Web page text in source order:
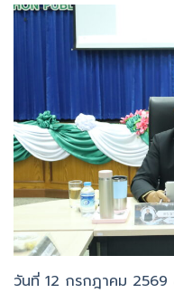
วันที่ 12 กรกฎาคม
สกลนคร จำกัด จัดประชุ
ครั้งที่ 7 โดย ดร.ธานี ก่อ
การประชุม พร้อมด้วย น
เสริมสหกรณ์ นางสาวรั
การตำแหน่งผู้จัดการ แล
ต่อคลิ๊ก
ประ